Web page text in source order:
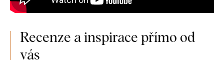
Recenze a inspirace přímo od
vás